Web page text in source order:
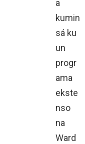
a
kumin
sá ku
un
progr
ama
ekste
nso
na
Ward